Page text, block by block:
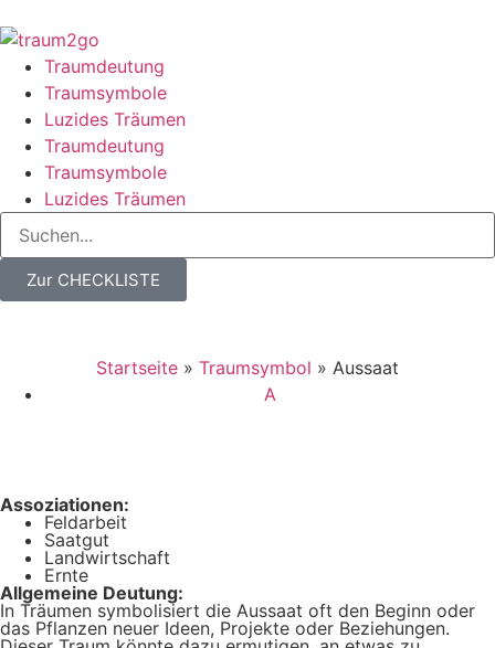
Traumdeutung
Traumsymbole
Luzides Träumen
Traumdeutung
Traumsymbole
Luzides Träumen
Zur CHECKLISTE
Startseite » Traumsymbol » Aussaat
A
Assoziationen:
Feldarbeit
Saatgut
Landwirtschaft
Ernte
Allgemeine Deutung:
In Träumen symbolisiert die Aussaat oft den Beginn oder
das Pflanzen neuer Ideen, Projekte oder Beziehungen.